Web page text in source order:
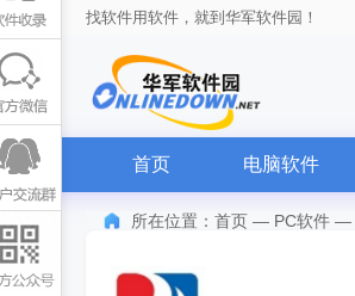
找软件用软件，就到华军软件园！
首页 电脑软件
所在位置： 首页 — PC软件 —